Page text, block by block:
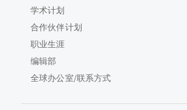
学术计划
合作伙伴计划
职业生涯
编辑部
全球办公室/联系方式